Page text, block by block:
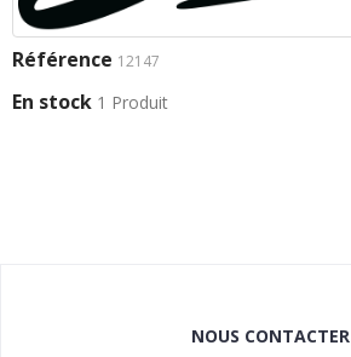
Référence 12147
En stock 1 Produit
NOUS CONTACTER